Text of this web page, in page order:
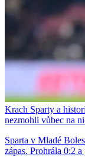
Krach Sparty a
nezmohli vůbec na
Sparta v Mladé
zápas. Prohrála 0:2